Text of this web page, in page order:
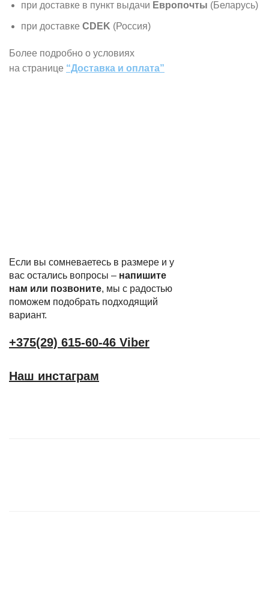
при доставке в пункт выдачи Европочты (Беларусь)
при доставке CDEK (Россия)
Более подробно о условиях
на странице “Доставка и оплата”
Если вы сомневаетесь в размере и у
вас остались вопросы – напишите
нам или позвоните, мы с радостью
поможем подобрать подходящий
вариант.
+375(29) 615-60-46 Viber
Наш инстаграм